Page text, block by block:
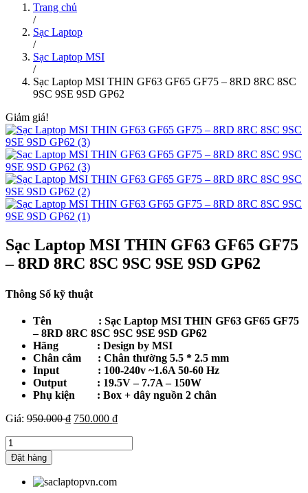
Trang chủ
/
Sạc Laptop
/
Sạc Laptop MSI
/
Sạc Laptop MSI THIN GF63 GF65 GF75 – 8RD 8RC 8SC
9SC 9SE 9SD GP62
Giảm giá!
Sạc Laptop MSI THIN GF63 GF65 GF75
– 8RD 8RC 8SC 9SC 9SE 9SD GP62
Thông Số kỹ thuật
Tên : Sạc Laptop MSI THIN GF63 GF65 GF75
– 8RD 8RC 8SC 9SC 9SE 9SD GP62
Hãng : Design by MSI
Chân cắm : Chân thường 5.5 * 2.5 mm
Input : 100-240v ~1.6A 50-60 Hz
Output : 19.5V – 7.7A – 150W
Phụ kiện : Box + dây nguồn 2 chân
Giá: 950.000₫ Giá
750.000 ₫Giá
Sạc
Laptop
MSI
THIN
Đặt hàng